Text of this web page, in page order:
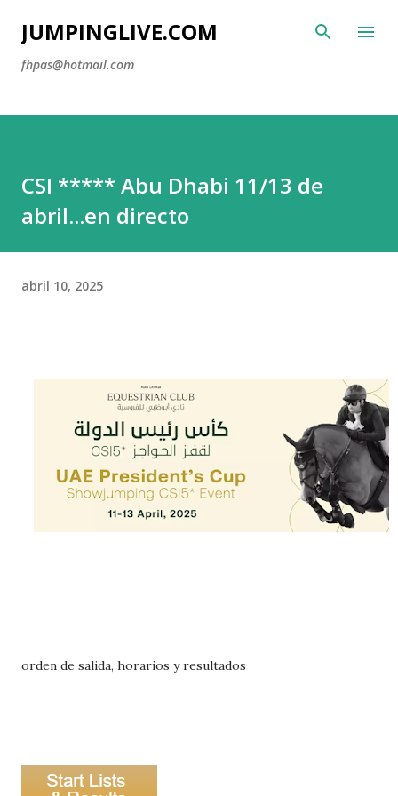
Ir al contenido principal
JUMPINGLIVE.COM
fhpas@hotmail.com
CSI ***** Abu Dhabi 11/13 de
abril...en directo
abril 10, 2025
orden de salida, horarios y resultados